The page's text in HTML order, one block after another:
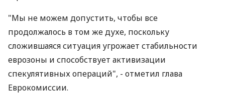
"Мы не можем допустить, чтобы все
продолжалось в том же духе, поскольку
сложившаяся ситуация угрожает стабильности
еврозоны и способствует активизации
спекулятивных операций", - отметил глава
Еврокомиссии.